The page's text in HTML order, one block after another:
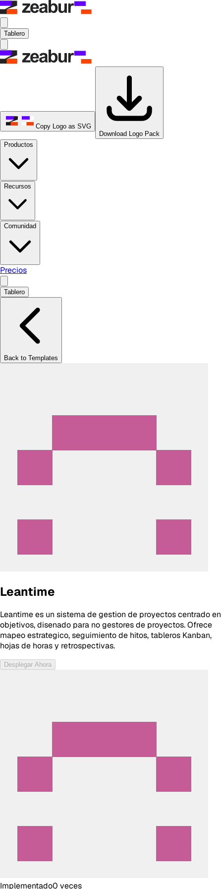
Tablero
Copy Logo as SVG
Download Logo Pack
Productos
Recursos
Comunidad
Precios
Tablero
Back to Templates
Leantime
Leantime es un sistema de gestion de proyectos centrado en
objetivos, disenado para no gestores de proyectos. Ofrece
mapeo estrategico, seguimiento de hitos, tableros Kanban,
hojas de horas y retrospectivas.
Desplegar Ahora
Implementado0 veces